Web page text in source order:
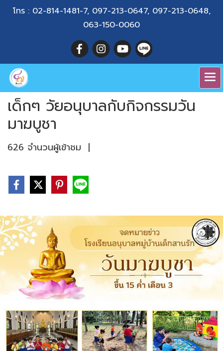
โทร : 02-814-1481-7, 097-213-0647, 097-213-0648,
063-150-0060
เด็กๆ วัยอนุบาลกับกิจกรรมวัน
มาฆบูชา
626 จำนวนผู้เข้าชม |